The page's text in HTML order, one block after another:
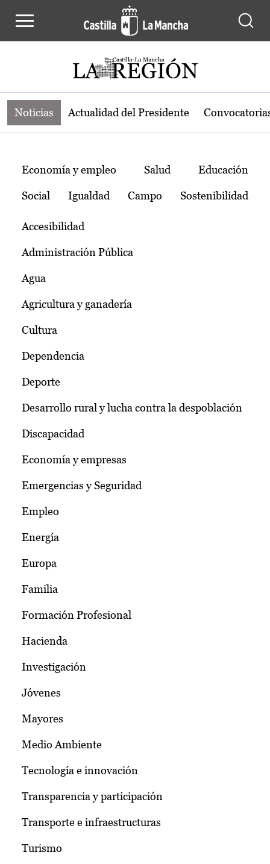
Noticias de la región de Castilla-La
Noticias Actualidad del Presidente
Temas
Economía y empleo Salud Educación
Social Igualdad Campo Sostenibilidad
Accesibilidad
Administración Pública
Agua
Agricultura y ganadería
Cultura
Dependencia
Deporte
Desarrollo rural y lucha contra la despoblación
Discapacidad
Economía y empresas
Emergencias y Seguridad
Empleo
Energía
Europa
Familia
Formación Profesional
Hacienda
Investigación
Jóvenes
Mayores
Medio Ambiente
Tecnología e innovación
Transparencia y participación
Transporte e infraestructuras
Turismo